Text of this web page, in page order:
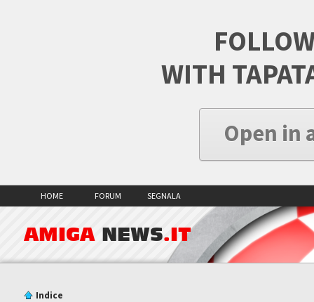
WITH
Open in
HOME FORUM SEGNALA
AMIGA NEWS.IT
Indice